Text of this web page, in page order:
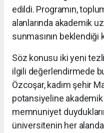
edildi. Programın,
alanlarında akademik
sunmasının beklendiği
Söz konusu iki yeni
ilgili değerlendirmede
Özcoşar, kadim şehir
potansiyeline
memnuniyet
üniversitenin her